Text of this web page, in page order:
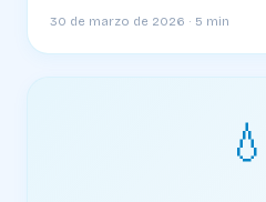
30 de marzo de 2026 · 5 min
💧